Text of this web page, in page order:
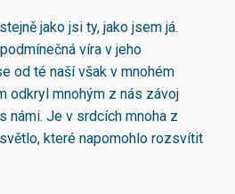
jako jsi ty, jako jsem já.
víra v jeho
od té naší však v mnohém
odkryl mnohým z nás závoj
námi. Je v srdcích mnoha z
které napomohlo rozsvítit